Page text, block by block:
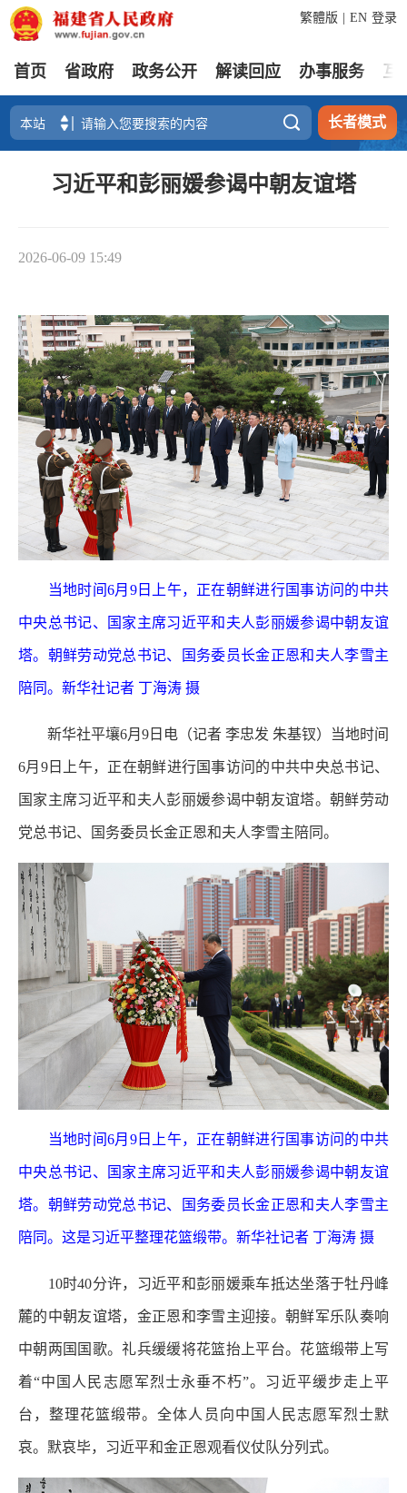
登录
繁體版 EN
首页 省政府 政务公开 解读回应 办事服务 互
 长者模式
习近平和彭丽媛参谒中朝友谊塔
2026-06-09 15:49
当地时间6月9日上午，正在朝鲜进行国事访问的中共
中央总书记、国家主席习近平和夫人彭丽媛参谒中朝友谊
塔。朝鲜劳动党总书记、国务委员长金正恩和夫人李雪主
陪同。新华社记者 丁海涛 摄
新华社平壤6月9日电（记者 李忠发 朱基钗）当地时间
6月9日上午，正在朝鲜进行国事访问的中共中央总书记、
国家主席习近平和夫人彭丽媛参谒中朝友谊塔。朝鲜劳动
党总书记、国务委员长金正恩和夫人李雪主陪同。
当地时间6月9日上午，正在朝鲜进行国事访问的中共
中央总书记、国家主席习近平和夫人彭丽媛参谒中朝友谊
塔。朝鲜劳动党总书记、国务委员长金正恩和夫人李雪主
陪同。这是习近平整理花篮缎带。新华社记者 丁海涛 摄
10时40分许，习近平和彭丽媛乘车抵达坐落于牡丹峰
麓的中朝友谊塔，金正恩和李雪主迎接。朝鲜军乐队奏响
中朝两国国歌。礼兵缓缓将花篮抬上平台。花篮缎带上写
着“中国人民志愿军烈士永垂不朽”。习近平缓步走上平
台，整理花篮缎带。全体人员向中国人民志愿军烈士默
哀。默哀毕，习近平和金正恩观看仪仗队分列式。